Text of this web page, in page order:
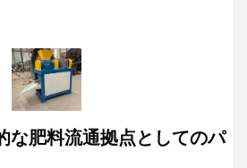
な肥料流通拠点としてのパ